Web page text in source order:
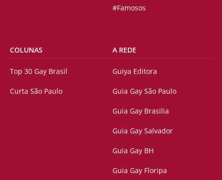
#Famosos
COLUNAS
Top 30 Gay Brasil
Curta São Paulo
A REDE
Guiya Editora
Guia Gay São Paulo
Guia Gay Brasilia
Guia Gay Salvador
Guia Gay BH
Guia Gay Floripa